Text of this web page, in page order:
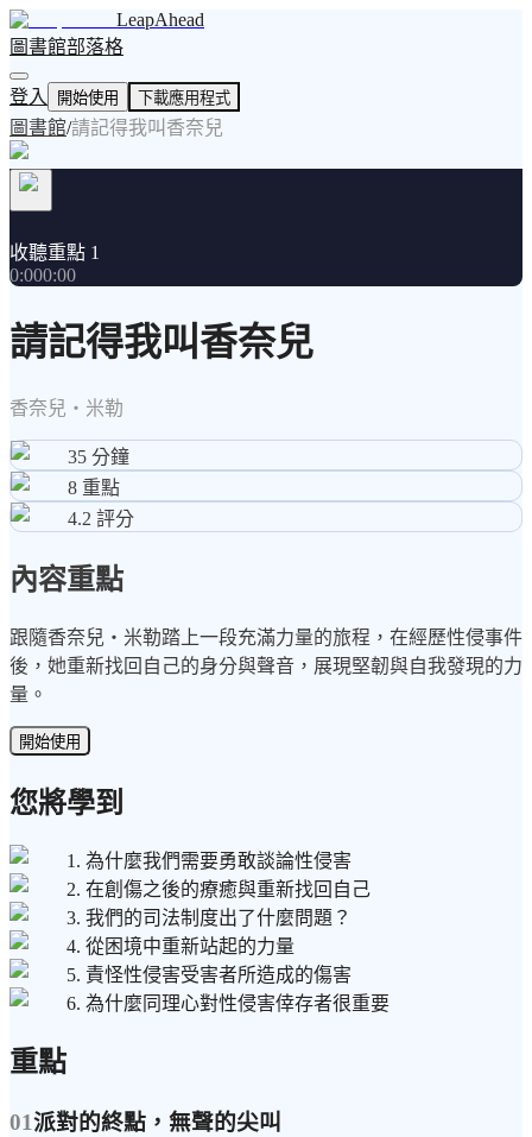
LeapAhead
圖書館部落格
登入 開始使用 下載應用程式
圖書館/請記得我叫香奈兒
收聽重點 1
0:000:00
請記得我叫香奈兒
香奈兒・米勒
35 分鐘
8 重點
4.2 評分
內容重點
跟隨香奈兒・米勒踏上一段充滿力量的旅程，在經歷性侵事件
後，她重新找回自己的身分與聲音，展現堅韌與自我發現的力
量。
開始使用
您將學到
1. 為什麼我們需要勇敢談論性侵害
2. 在創傷之後的療癒與重新找回自己
3. 我們的司法制度出了什麼問題？
4. 從困境中重新站起的力量
5. 責怪性侵害受害者所造成的傷害
6. 為什麼同理心對性侵害倖存者很重要
重點
01派對的終點，無聲的尖叫